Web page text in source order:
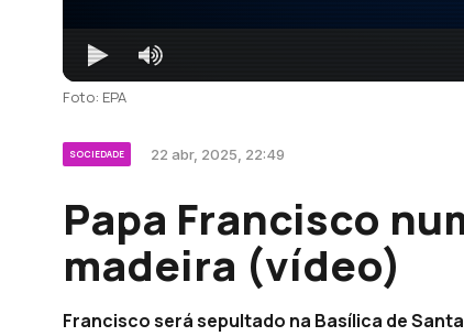
Foto: EPA
SOCIEDADE 22 abr, 2025, 22:49
Papa Francisco
madeira (vídeo)
Francisco será sepultado na Basílica de